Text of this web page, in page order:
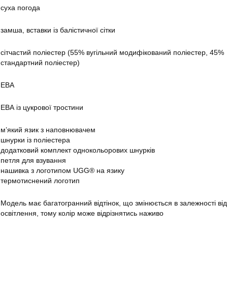
суха погода
замша, вставки із балістичної сітки
сітчастий поліестер (55% вугільний модифікований поліестер, 45%
стандартний поліестер)
ЕВА
ЕВА із цукрової тростини
м’який язик з наповнювачем
шнурки із поліестера
додатковий комплект однокольорових шнурків
петля для взування
нашивка з логотипом UGG® на язику
термотиснений логотип
Модель має багатогранний відтінок, що змінюється в залежності від
освітлення, тому колір може відрізнятись наживо